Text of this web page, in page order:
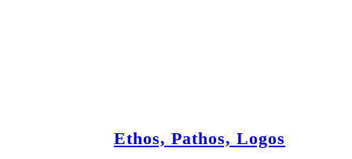
Ethos, Pathos, Logos